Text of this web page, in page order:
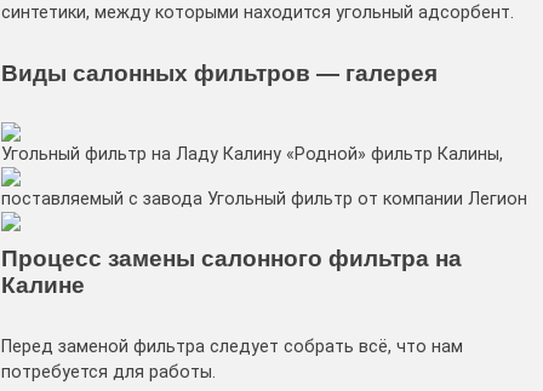
синтетики, между которыми находится угольный адсорбент.
Виды салонных фильтров — галерея
Угольный фильтр на Ладу Калину «Родной» фильтр Калины,
поставляемый с завода Угольный фильтр от компании Легион
Процесс замены салонного фильтра на
Калине
Перед заменой фильтра следует собрать всё, что нам
потребуется для работы.